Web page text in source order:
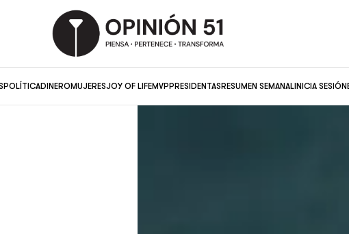
POLÍTICADINEROMUJERESJOY OF LIFEMVPPRESIDENTASRESUMEN SEMANALINICIA SESIÓN